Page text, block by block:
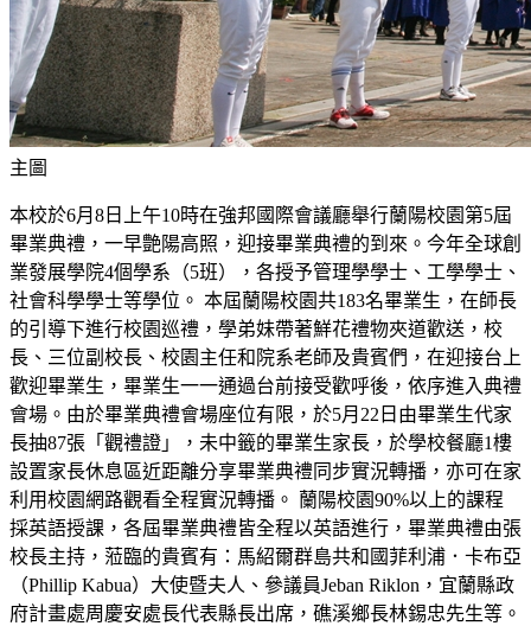
主圖
本校於6月8日上午10時在強邦國際會議廳舉行蘭陽校園第5屆
畢業典禮，一早艶陽高照，迎接畢業典禮的到來。今年全球創
業發展學院4個學系（5班），各授予管理學學士、工學學士、
社會科學學士等學位。 本屆蘭陽校園共183名畢業生，在師長
的引導下進行校園巡禮，學弟妹帶著鮮花禮物夾道歡送，校
長、三位副校長、校園主任和院系老師及貴賓們，在迎接台上
歡迎畢業生，畢業生一一通過台前接受歡呼後，依序進入典禮
會場。由於畢業典禮會場座位有限，於5月22日由畢業生代家
長抽87張「觀禮證」，未中籤的畢業生家長，於學校餐廳1樓
設置家長休息區近距離分享畢業典禮同步實況轉播，亦可在家
利用校園網路觀看全程實況轉播。 蘭陽校園90%以上的課程
採英語授課，各屆畢業典禮皆全程以英語進行，畢業典禮由張
校長主持，蒞臨的貴賓有：馬紹爾群島共和國菲利浦．卡布亞
（Phillip Kabua）大使暨夫人、參議員Jeban Riklon，宜蘭縣政
府計畫處周慶安處長代表縣長出席，礁溪鄉長林錫忠先生等。